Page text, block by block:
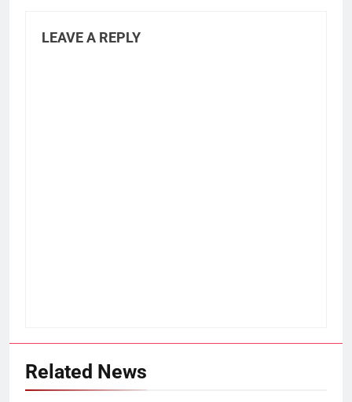
LEAVE A REPLY
Related News